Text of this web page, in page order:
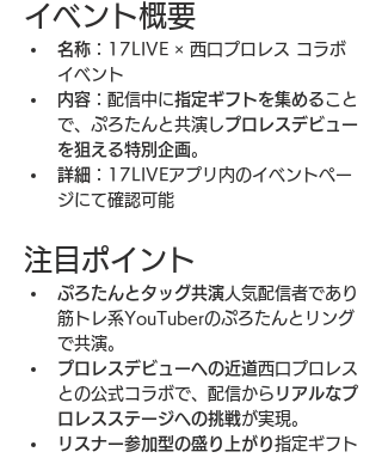
イベント概要
名称 ：17LIVE × 西口プロレス コラボ
イベント
内容 ：配信中に指定ギフトを集めること
で、ぷろたんと共演しプロレスデビュー
を狙える特別企画。
詳細 ：17LIVEアプリ内のイベントペー
ジにて確認可能
注目ポイント
ぷろたんとタッグ共演 人気配信者であり
筋トレ系YouTuberのぷろたんとリング
で共演。
プロレスデビューへの近道西口プロレス
との公式コラボで、配信から リアルなプ
ロレスステージへの挑戦が実現。
リスナー参加型の盛り上がり指定ギフト